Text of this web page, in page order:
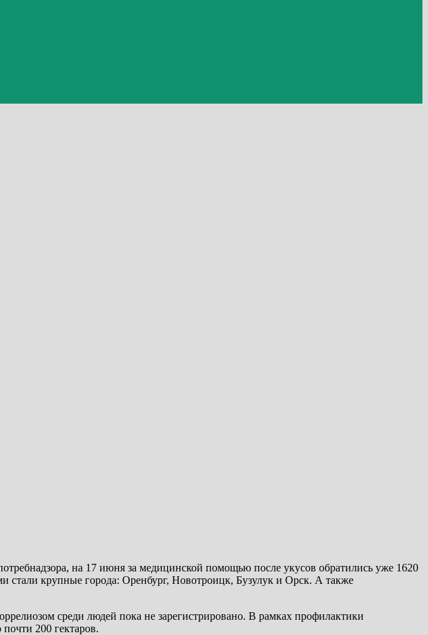
на 17 июня за медицинской помощью после укусов обратились уже 1620
крупные города: Оренбург, Новотроицк, Бузулук и Орск. А также
среди людей пока не зарегистрировано. В рамках профилактики
200 гектаров.